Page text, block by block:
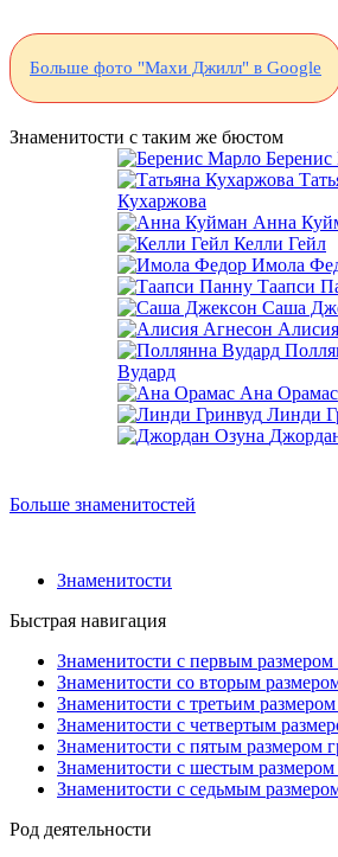
Больше фото "Махи Джилл" в Google
Знаменитости с таким же бюстом
Кухаржова
Анна
Келли Гейл
Имола
Таапси
Саша
Вудард
Ана Орамас
Линди
Больше знаменитостей
Знаменитости
Быстрая навигация
Знаменитости с первым размером
Знаменитости со вторым
Знаменитости с третьим размером
Знаменитости с четвертым
Знаменитости с пятым размером
Знаменитости с шестым размером
Знаменитости с седьмым
Род деятельности